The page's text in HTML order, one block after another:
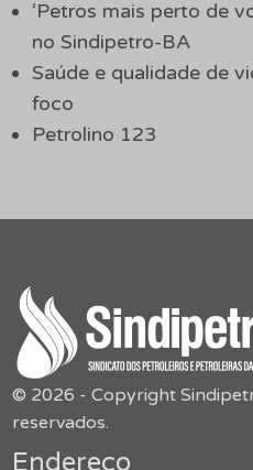
‘Petros mais perto de
no Sindipetro-BA
Saúde e qualidade de
foco
Petrolino 123
© 2026 - Copyright
reservados.
Endereço